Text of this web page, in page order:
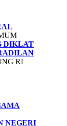
DIKLAT
RI
NEGERI